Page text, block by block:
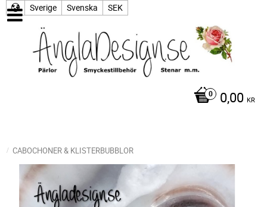
Sverige Svenska SEK
0,00 KR
CABOCHONER & KLISTERBUBBLOR